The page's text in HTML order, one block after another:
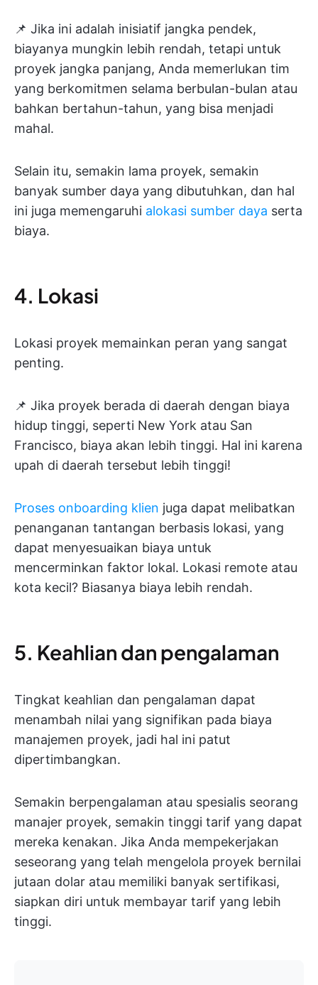
📌 Jika ini adalah inisiatif jangka pendek,
biayanya mungkin lebih rendah, tetapi untuk
proyek jangka panjang, Anda memerlukan tim
yang berkomitmen selama berbulan-bulan atau
bahkan bertahun-tahun, yang bisa menjadi
mahal.
Selain itu, semakin lama proyek, semakin
banyak sumber daya yang dibutuhkan, dan hal
ini juga memengaruhi alokasi sumber daya serta
biaya.
4. Lokasi
Lokasi proyek memainkan peran yang sangat
penting.
📌 Jika proyek berada di daerah dengan biaya
hidup tinggi, seperti New York atau San
Francisco, biaya akan lebih tinggi. Hal ini karena
upah di daerah tersebut lebih tinggi!
Proses onboarding klien juga dapat melibatkan
penanganan tantangan berbasis lokasi, yang
dapat menyesuaikan biaya untuk
mencerminkan faktor lokal. Lokasi remote atau
kota kecil? Biasanya biaya lebih rendah.
5. Keahlian dan pengalaman
Tingkat keahlian dan pengalaman dapat
menambah nilai yang signifikan pada biaya
manajemen proyek, jadi hal ini patut
dipertimbangkan.
Semakin berpengalaman atau spesialis seorang
manajer proyek, semakin tinggi tarif yang dapat
mereka kenakan. Jika Anda mempekerjakan
seseorang yang telah mengelola proyek bernilai
jutaan dolar atau memiliki banyak sertifikasi,
siapkan diri untuk membayar tarif yang lebih
tinggi.